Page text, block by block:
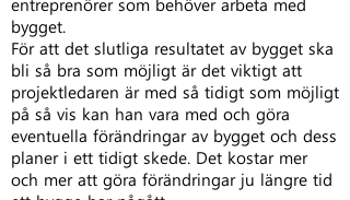
entreprenörer som behöver arbeta med
bygget.
För att det slutliga resultatet av bygget ska
bli så bra som möjligt är det viktigt att
projektledaren är med så tidigt som möjligt
på så vis kan han vara med och göra
eventuella förändringar av bygget och dess
planer i ett tidigt skede. Det kostar mer
och mer att göra förändringar ju längre tid